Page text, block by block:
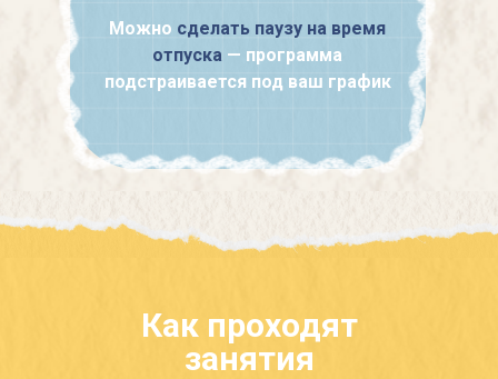
Можно сделать паузу на время
отпуска — программа
подстраивается под ваш график
Как проходят
занятия